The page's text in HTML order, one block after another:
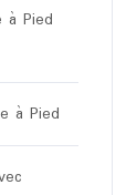
à Pied
à Pied